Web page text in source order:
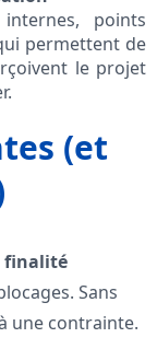
points
permettent de
le projet
(et
finalité
Sans
une contrainte.